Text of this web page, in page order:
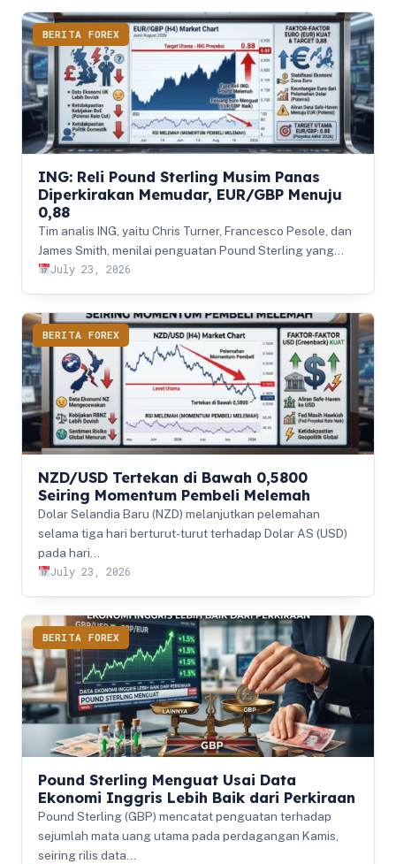
BERITA FOREX
ING: Reli Pound Sterling Musim Panas
Diperkirakan Memudar, EUR/GBP Menuju
0,88
Tim analis ING, yaitu Chris Turner, Francesco Pesole, dan
James Smith, menilai penguatan Pound Sterling yang…
July 23, 2026
BERITA FOREX
NZD/USD Tertekan di Bawah 0,5800
Seiring Momentum Pembeli Melemah
Dolar Selandia Baru (NZD) melanjutkan pelemahan
selama tiga hari berturut-turut terhadap Dolar AS (USD)
pada hari…
July 23, 2026
BERITA FOREX
Pound Sterling Menguat Usai Data
Ekonomi Inggris Lebih Baik dari Perkiraan
Pound Sterling (GBP) mencatat penguatan terhadap
sejumlah mata uang utama pada perdagangan Kamis,
seiring rilis data…